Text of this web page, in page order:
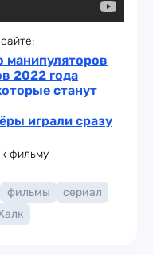
манипуляторов
2022 года
станут
играли сразу
фильму
фильмы
сериал